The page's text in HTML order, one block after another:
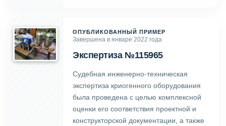
ОПУБЛИКОВАННЫЙ ПРИМЕР
Завершена в январе 2022 года
Экспертиза №115965
Судебная инженерно-техническая
экспертиза криогенного оборудования
была проведена с целью комплексной
оценки его соответствия проектной и
конструкторской документации, а также